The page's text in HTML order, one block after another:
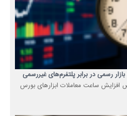
رسمی در برابر پلتفرم‌های غیررسمی
افزایش ساعت معاملات ابزارهای بورس